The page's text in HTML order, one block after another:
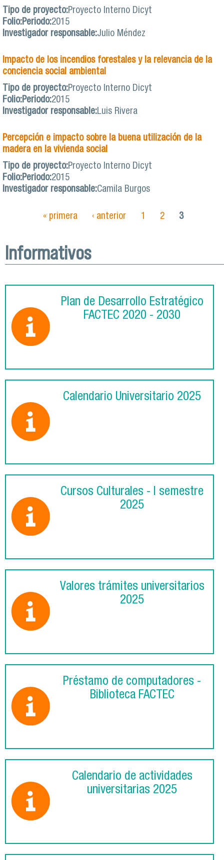
Tipo de proyecto:Proyecto Interno Dicyt
Folio:Periodo:2015
Investigador responsable:Julio Méndez
Impacto de los incendios forestales y la relevancia de la
conciencia social ambiental
Tipo de proyecto:Proyecto Interno Dicyt
Folio:Periodo:2015
Investigador responsable:Luis Rivera
Percepción e impacto sobre la buena utilización de la
madera en la vivienda social
Tipo de proyecto:Proyecto Interno Dicyt
Folio:Periodo:2015
Investigador responsable:Camila Burgos
« primera ‹ anterior 1 2 3
Informativos
Plan de Desarrollo Estratégico
FACTEC 2020 - 2030
Calendario Universitario 2025
Cursos Culturales - I semestre
2025
Valores trámites universitarios
2025
Préstamo de computadores -
Biblioteca FACTEC
Calendario de actividades
universitarias 2025